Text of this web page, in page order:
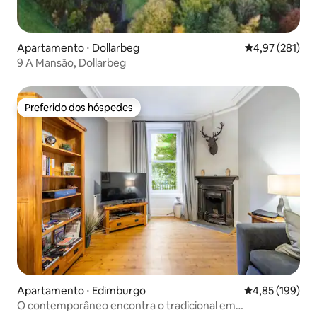
Apartamento ⋅ Dollarbeg 4,97 de uma
4,97 (281)
9 A Mansão, Dollarbeg
Preferido dos hóspedes
Preferido dos hóspedes
Apartamento ⋅ Edimburgo 4,85 de uma
4,85 (199)
O contemporâneo encontra o tradicional em